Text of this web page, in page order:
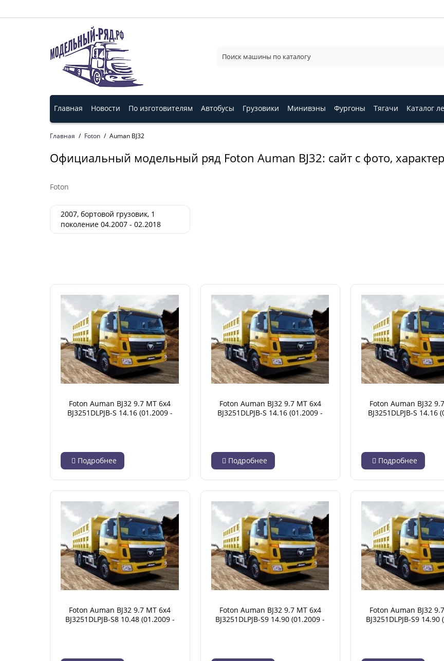
Главная Новости По изготовителям Автобусы Грузовики Минивэны Фургоны Тягачи Каталог
Главная Foton Auman BJ32
Официальный модельный ряд Foton Auman BJ32: сайт с фото,
Foton
2007, бортовой грузовик, 1
поколение 04.2007 - 02.2018
Foton Auman BJ32 9.7 MT 6x4
BJ3251DLPJB-S 14.16 (01.2009 -
Подробнее
Foton Auman BJ32 9.7 MT 6x4
BJ3251DLPJB-S 14.16 (01.2009 -
Подробнее
Foton Auman BJ32
BJ3251DLPJB-S 14.16
Подробнее
Foton Auman BJ32 9.7 MT 6x4
BJ3251DLPJB-S8 10.48 (01.2009 -
Foton Auman BJ32 9.7 MT 6x4
BJ3251DLPJB-S9 14.90 (01.2009 -
Foton Auman BJ32
BJ3251DLPJB-S9 14.90